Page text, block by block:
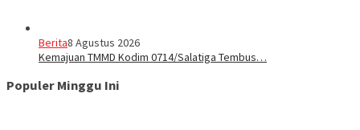
Berita8 Agustus 2026
Kemajuan TMMD Kodim 0714/Salatiga Tembus…
Populer Minggu Ini